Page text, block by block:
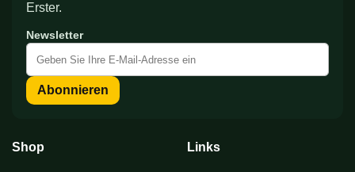
Erster.
Newsletter
Melden
Sie
sich
für
an:
Abonnieren
Shop Links